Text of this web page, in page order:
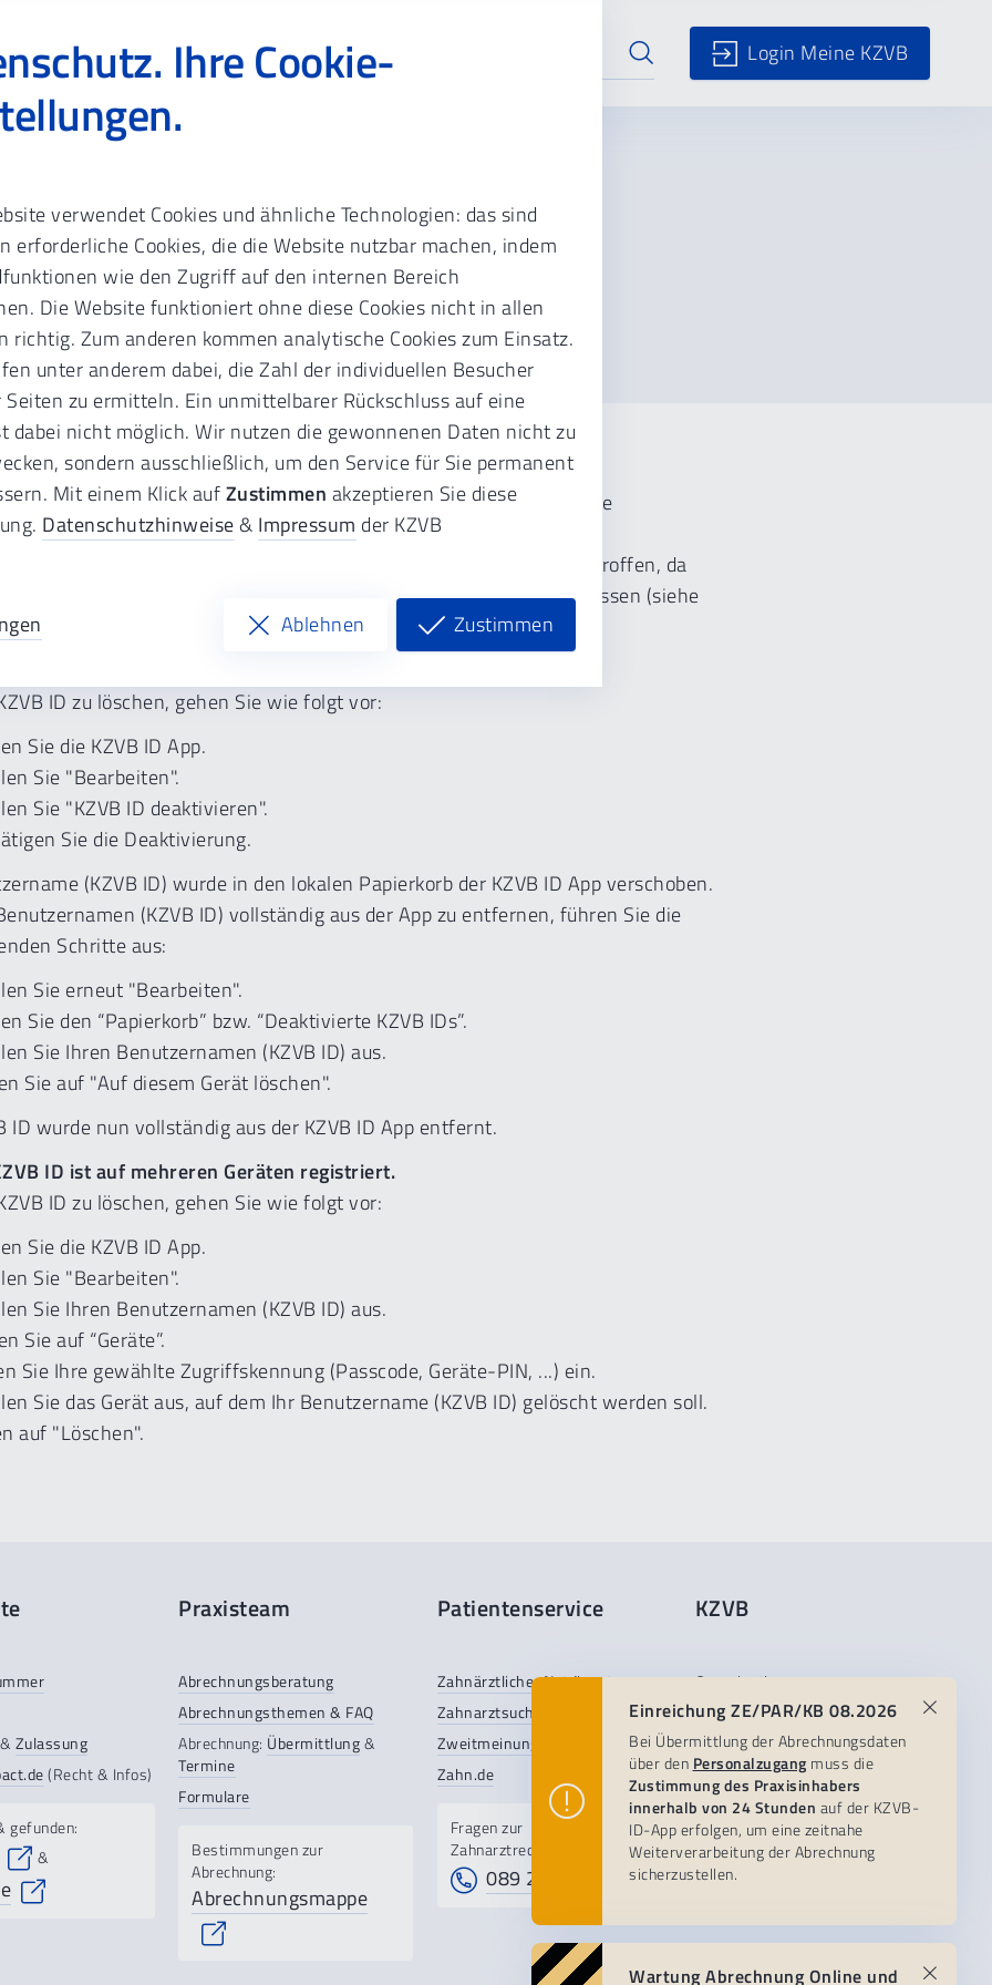
Login Meine KZVB
Einreichung ZE/PAR/KB 08.2026
Bei Übermittlung der Abrechnungsdaten
über den Personalzugang muss die
Zustimmung des Praxisinhabers
innerhalb von 24 Stunden auf der KZVB-
ID-App erfolgen, um eine zeitnahe
Weiterverarbeitung der Abrechnung
sicherzustellen.
Wartung Abrechnung Online und
Ihre Cookie-
verwendet Cookies und ähnliche Technologien: das sind
erforderliche Cookies, die die Website nutzbar machen, indem
wie den Zugriff auf den internen Bereich
Die Website funktioniert ohne diese Cookies nicht in allen
richtig. Zum anderen kommen analytische Cookies zum Einsatz.
unter anderem dabei, die Zahl der individuellen Besucher
Seiten zu ermitteln. Ein unmittelbarer Rückschluss auf eine
dabei nicht möglich. Wir nutzen die gewonnenen Daten nicht zu
sondern ausschließlich, um den Service für Sie permanent
Mit einem Klick aufZustimmen akzeptieren Sie diese
Datenschutzhinweise& Impressum der KZVB
Ablehnen Zustimmen
ID.Löschen.
ich meine KZVB ID löschen?
Ihre KZVB ID in der KZVB ID App auf Ihrem Gerät löschen.
mit der KZVB ID App auf dem Gerät ist nach dem Löschen ohne
des Benutzernamens oder Neuregistrierung nicht möglich.
unter "Meine KZVB" sind von der Löschung Ihrer KZVB ID nicht betroffen, da
der Nachvollziehbarkeit Ihrer Aktionen gespeichert bleiben müssen (siehe
ID zu löschen, gehen Sie wie folgt vor:
Sie die KZVB ID App.
Sie "Bearbeiten".
Sie "KZVB ID deaktivieren".
Sie die Deaktivierung.
(KZVB ID) wurde in den lokalen Papierkorb der KZVB ID App verschoben.
(KZVB ID) vollständig aus der App zu entfernen, führen Sie die
Schritte aus:
Sie erneut "Bearbeiten".
Sie den “Papierkorb” bzw. “Deaktivierte KZVB IDs”.
Sie Ihren Benutzernamen (KZVB ID) aus.
Sie auf "Auf diesem Gerät löschen".
ID wurde nun vollständig aus der KZVB ID App entfernt.
ID ist auf mehreren Geräten registriert.
ID zu löschen, gehen Sie wie folgt vor:
Sie die KZVB ID App.
Sie "Bearbeiten".
Sie Ihren Benutzernamen (KZVB ID) aus.
Sie auf “Geräte”.
Sie Ihre gewählte Zugriffskennung (Passcode, Geräte-PIN, ...) ein.
Sie das Gerät aus, auf dem Ihr Benutzername (KZVB ID) gelöscht werden soll.
"Löschen".
& Zulassung
(Recht & Infos)
gefunden:
&
Praxisteam
Abrechnungsberatung
Abrechnungsthemen & FAQ
Abrechnung: Übermittlung&
Termine
Formulare
Bestimmungen zur
Abrechnung:
Abrechnungsmappe
Patientenservice
Zahnärztlicher Notdienst
Zahnarztsuche
Zweitmeinung
Zahn.de
Fragen zur
Zahnarztrechnung?
089 230 211 230
KZVB
Organisation
About us
Stellenangebote
Pressestelle
MO-DO 7-18, FR -16 Uhr
089 72401-0